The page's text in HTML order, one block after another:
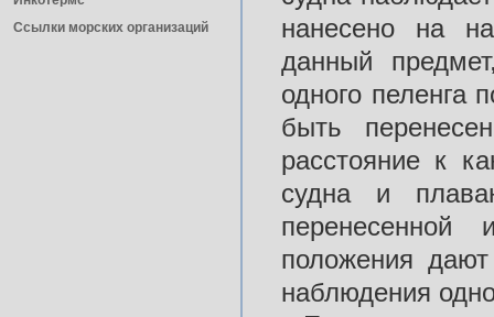
Ссылки морских организаций
нанесено на
данный
одного пеленга
быть
расстояние к
судна и
перенесенной
положения
наблюдения